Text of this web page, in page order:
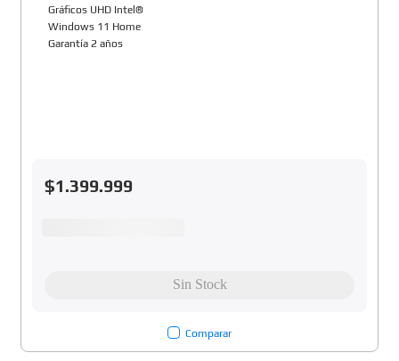
Gráficos UHD Intel®
Windows 11 Home
Garantía 2 años
$1.399.999
Comparar